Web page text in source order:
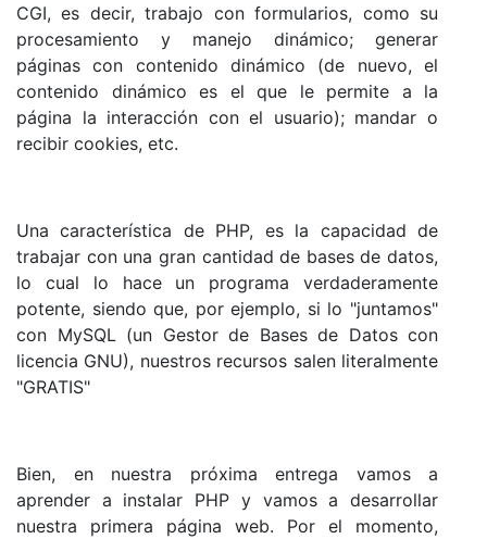
CGI, es decir, trabajo con formularios, como su
procesamiento y manejo dinámico; generar
páginas con contenido dinámico (de nuevo, el
contenido dinámico es el que le permite a la
página la interacción con el usuario); mandar o
recibir cookies, etc.
Una característica de PHP, es la capacidad de
trabajar con una gran cantidad de bases de datos,
lo cual lo hace un programa verdaderamente
potente, siendo que, por ejemplo, si lo "juntamos"
con MySQL (un Gestor de Bases de Datos con
licencia GNU), nuestros recursos salen literalmente
"GRATIS"
Bien, en nuestra próxima entrega vamos a
aprender a instalar PHP y vamos a desarrollar
nuestra primera página web. Por el momento,